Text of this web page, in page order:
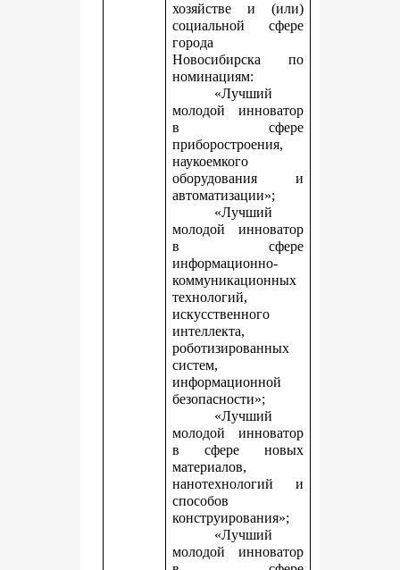
хозяйстве и (или)
социальной сфере
города
Новосибирска по
номинациям:
«Лучший
молодой инноватор
в сфере
приборостроения,
наукоемкого
оборудования и
автоматизации»;
«Лучший
молодой инноватор
в сфере
информационно-
коммуникационных
технологий,
искусственного
интеллекта,
роботизированных
систем,
информационной
безопасности»;
«Лучший
молодой инноватор
в сфере новых
материалов,
нанотехнологий и
способов
конструирования»;
«Лучший
молодой инноватор